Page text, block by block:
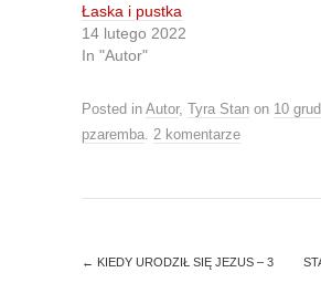
i
t
t
e
O
p
e
n
n
i
n
c
e
b
O
p
e
n
w
i
Łaska i pustka
14 lutego 2022
In "Autor"
Posted in Autor, Tyra Stan on 10
pzaremba 2 komentarze
← KIEDY URODZIŁ SIĘ JEZUS – 3